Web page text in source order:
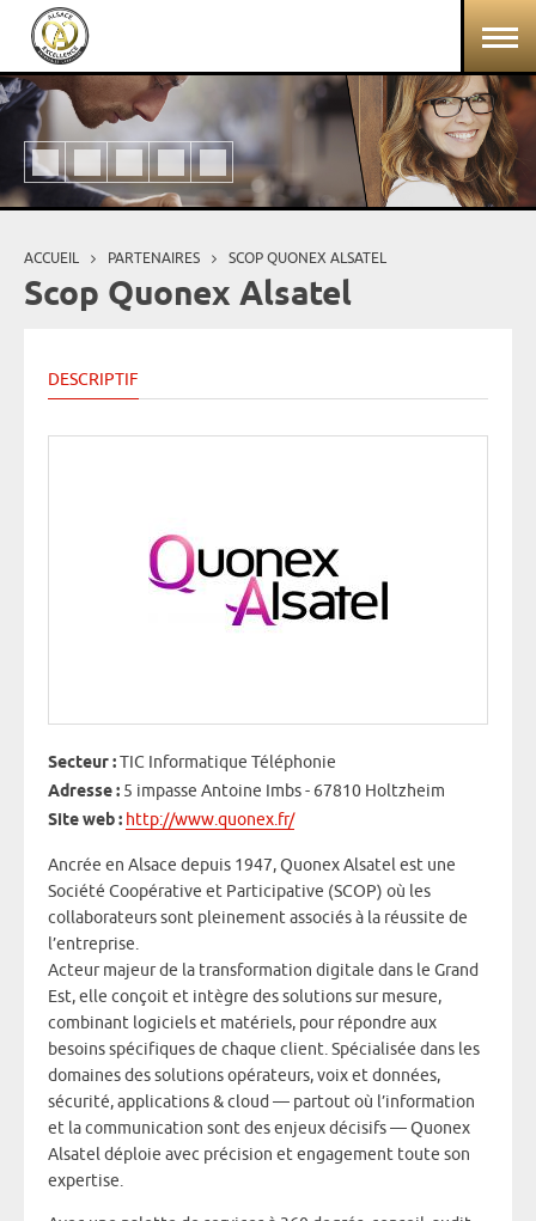
Aller au contenu principal
Vous êtes ici
ACCUEIL PARTENAIRES SCOP QUONEX ALSATEL
Scop Quonex Alsatel
DESCRIPTIF
Secteur :TIC Informatique Téléphonie
Adresse : 5 impasse Antoine Imbs - 67810 Holtzheim
Site web : http://www.quonex.fr/
Ancrée en Alsace depuis 1947, Quonex Alsatel est une
Société Coopérative et Participative (SCOP) où les
collaborateurs sont pleinement associés à la réussite de
l’entreprise.
Acteur majeur de la transformation digitale dans le Grand
Est, elle conçoit et intègre des solutions sur mesure,
combinant logiciels et matériels, pour répondre aux
besoins spécifiques de chaque client. Spécialisée dans les
domaines des solutions opérateurs, voix et données,
sécurité, applications & cloud — partout où l’information
et la communication sont des enjeux décisifs — Quonex
Alsatel déploie avec précision et engagement toute son
expertise.
Panneau de gestion des cookies